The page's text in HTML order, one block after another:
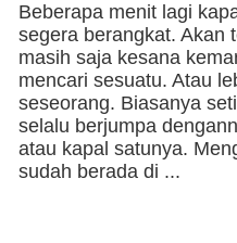
Beberapa menit lagi
segera berangkat. Akan
masih saja kesana
mencari sesuatu. Atau
seseorang. Biasanya
selalu berjumpa
atau kapal satunya.
sudah berada di ...